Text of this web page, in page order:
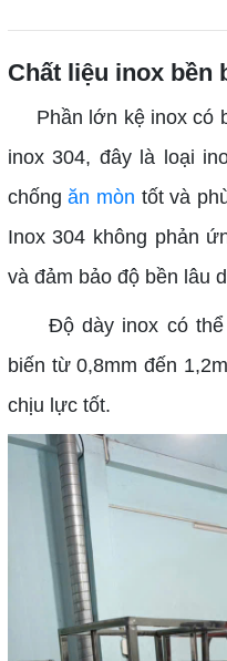
Chất liệu inox bền
Phần lớn kệ inox có
inox 304, đây là loại
chốngăn mòn tốt và
Inox 304 không phản
và đảm bảo độ bền lâu
Độ dày inox có thể
biến từ 0,8mm đến
chịu lực tốt.